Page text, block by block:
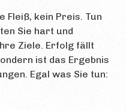
Fleiß, kein Preis. Tun
Sie hart und
Ziele. Erfolg fällt
ist das Ergebnis
Egal was Sie tun: